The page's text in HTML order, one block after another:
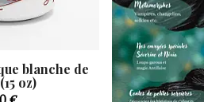
blanche de
oz)